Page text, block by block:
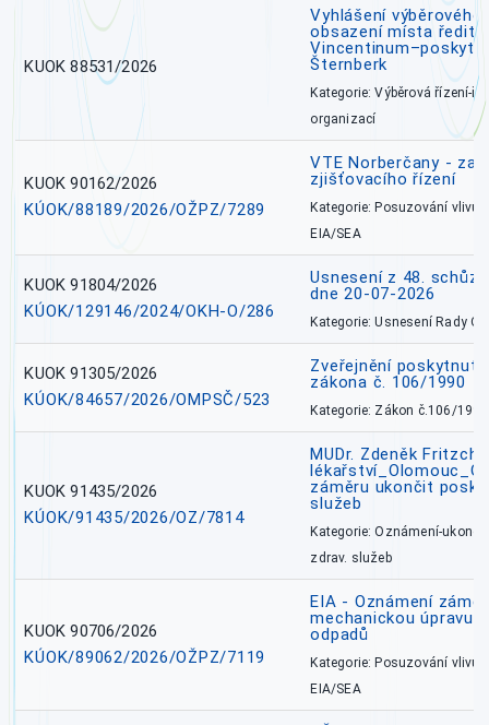
KUOK 88531/2026
Vyhlášení výběrového
obsazení místa
Šternberk
Kategorie: Výběrová řízení-
organizací
KUOK 90162/2026
KÚOK/88189/2026/OŽPZ/7289
VTE Norberčany -
zjišťovacího řízení
Kategorie: Posuzování vlivů
EIA/SEA
KUOK 91804/2026
KÚOK/129146/2024/OKH-O/286
Usnesení z 48.
dne 20-07-2026
Kategorie: Usnesení Rady
KUOK 91305/2026
KÚOK/84657/2026/OMPSČ/523
Zveřejnění poskytnutí
zákona č. 106/1990
Kategorie: Zákon č.106/1999
KUOK 91435/2026
KÚOK/91435/2026/OZ/7814
MUDr. Zdeněk
záměru ukončit
služeb
Kategorie: Oznámení-
zdrav. služeb
KUOK 90706/2026
KÚOK/89062/2026/OŽPZ/7119
EIA - Oznámení
mechanickou úpravu
odpadů
Kategorie: Posuzování vlivů
EIA/SEA